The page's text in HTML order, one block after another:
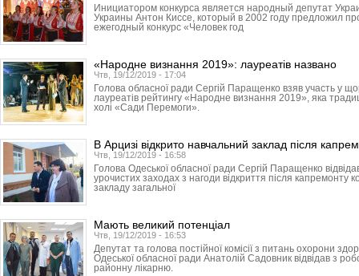
Инициатором конкурса является народный депутат
Украины Антон Киссе, который в 2002 году предложил
ежегодный конкурс «Человек год
«Народне визнання 2019»: лауреатів названо
Чтв, 19/12/2019 - 17:04
Голова обласної ради Сергій Паращенко взяв участь у
лауреатів рейтингу «Народне визнання 2019», яка
холі «Сади Перемоги».
В Арцизі відкрито навчальний заклад після
Чтв, 19/12/2019 - 16:58
Голова Одеської обласної ради Сергій Паращенко
урочистих заходах з нагоди відкриття після капремонту
закладу загальної
Мають великий потенціал
Чтв, 19/12/2019 - 16:53
Депутат та голова постійної комісії з питань охорони
Одеської обласної ради Анатолій Садовник відвідав з
районну лікарню.